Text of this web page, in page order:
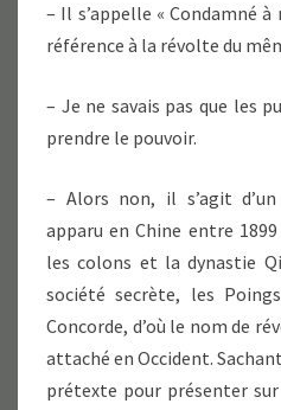
– Il s’appelle « Condamné
référence à la révolte du
– Je ne savais pas que les
prendre le pouvoir.
– Alors non, il s’agit
apparu en Chine entre
les colons et la dynastie
société secrète, les
Concorde, d’où le nom de
attaché en Occident.
prétexte pour présenter